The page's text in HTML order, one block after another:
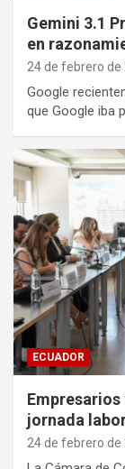
Gemini 3.1
en
24 de febrero de
Google
que Google iba
ECUADOR
jornada
24 de febrero de